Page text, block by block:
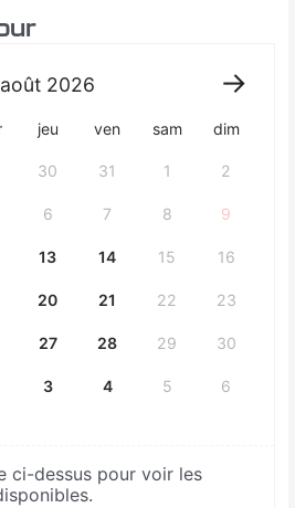
août 2026
jeu ven sam dim
30 31 1 2
6 7 8 9
13 14 15 16
20 21 22 23
27 28 29 30
3 4 5 6
ci-dessus pour voir les